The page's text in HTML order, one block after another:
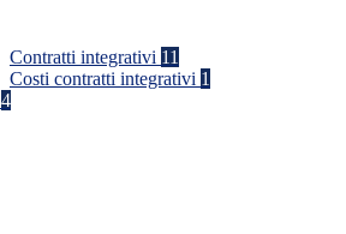
Contratti integrativi 11
Costi contratti integrativi 1
4